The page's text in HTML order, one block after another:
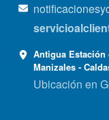
Antigua
Manizales -
Ubicación en